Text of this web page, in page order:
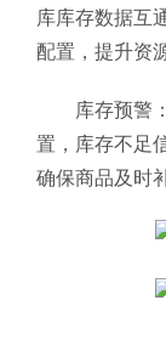
库库存数据互
配置，提升资
库存预警
置，库存不足
确保商品及时